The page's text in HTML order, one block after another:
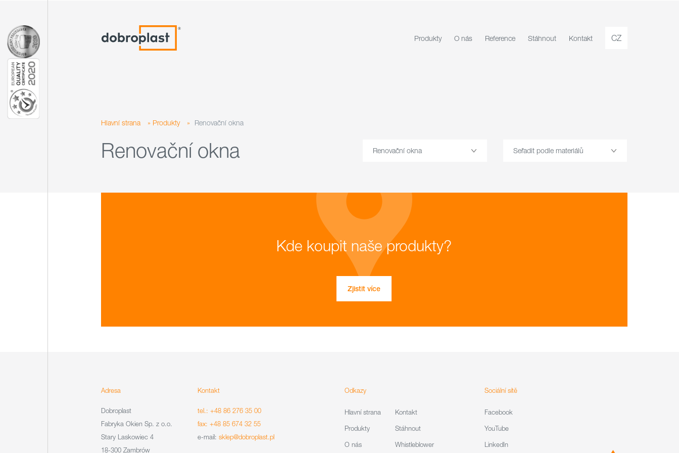
Produkty O nás Reference Stáhnout Kontakt CZ
Hlavní strana » Produkty » Renovační okna
Renovační okna Renovační okna Seřadit podle materiálů
Kde koupit naše produkty?
Zjistit více
Adresa
Dobroplast
Fabryka Okien Sp. z o.o.
Stary Laskowiec 4
18-300 Zambrów
Kontakt
tel.: +48 86 276 35 00
fax: +48 85 674 32 55
e-mail: sklep@dobroplast.pl
Odkazy
Hlavní strana
Produkty
O nás
Kontakt
Stáhnout
Whistleblower
Sociální sítě
Facebook
YouTube
LinkedIn